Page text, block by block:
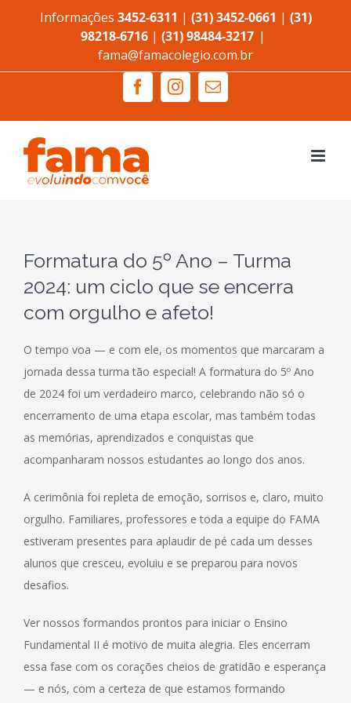
conteúdo
Informações 3452-6311 | (31) 3452-0661 | (31)
98218-6716 | (31) 98484-3217 |
fama@famacolegio.com.br
FacebookInstagram
E-
Formatura do 5º Ano – Turma
2024: um ciclo que se encerra
com orgulho e afeto!
O tempo voa — e com ele, os momentos que marcaram a
jornada dessa turma tão especial! A formatura do 5º Ano
de 2024 foi um verdadeiro marco, celebrando não só o
encerramento de uma etapa escolar, mas também todas
as memórias, aprendizados e conquistas que
acompanharam nossos estudantes ao longo dos anos.
A cerimônia foi repleta de emoção, sorrisos e, claro, muito
orgulho. Familiares, professores e toda a equipe do FAMA
estiveram presentes para aplaudir de pé cada um desses
alunos que cresceu, evoluiu e se preparou para novos
desafios.
Ver nossos formandos prontos para iniciar o Ensino
Fundamental II é motivo de muita alegria. Eles encerram
essa fase com os corações cheios de gratidão e esperança
— e nós, com a certeza de que estamos formando